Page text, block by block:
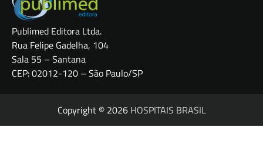
Publimed Editora Ltda.
Rua Felipe Gadelha, 104
Sala 55 – Santana
CEP: 02012-120 – São Paulo/SP
Copyright © 2026 HOSPITAIS BRASIL